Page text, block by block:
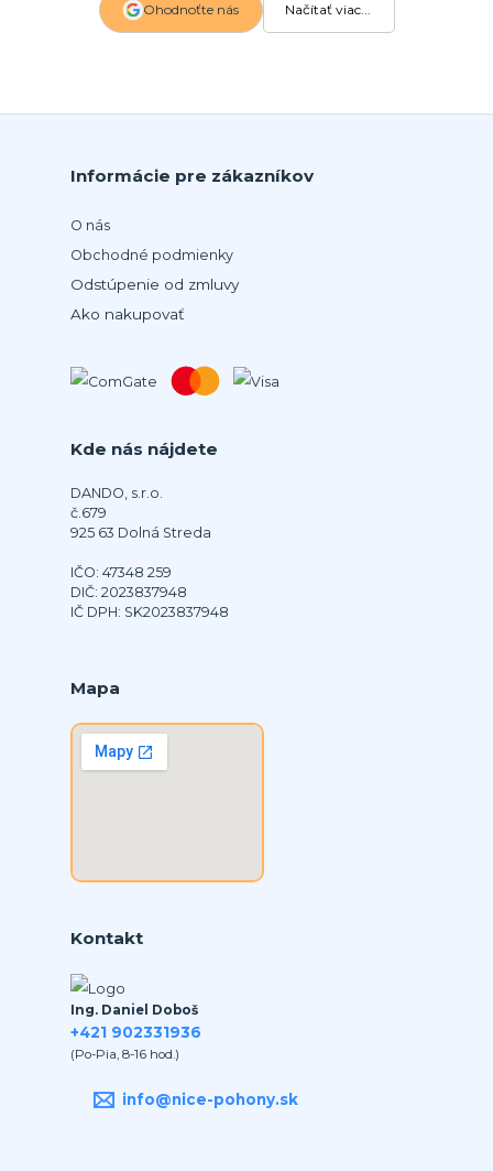
Ohodnoťte nás Načítať viac...
Informácie pre zákazníkov
O nás
Obchodné podmienky
Odstúpenie od zmluvy
Ako nakupovať
Kde nás nájdete
DANDO, s.r.o.
č.679
925 63 Dolná Streda
IČO: 47348 259
DIČ: 2023837948
IČ DPH: SK2023837948
Mapa
Kontakt
Ing. Daniel Doboš
+421 902331936
(Po-Pia, 8-16 hod.)
info@nice-pohony.sk